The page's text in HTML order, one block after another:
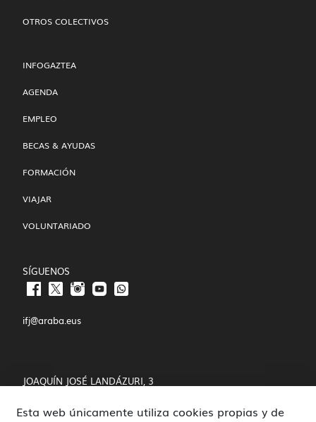
OTROS COLECTIVOS
INFOGAZTEA
AGENDA
EMPLEO
BECAS & AYUDAS
FORMACIÓN
VIAJAR
VOLUNTARIADO
SÍGUENOS
ifj@araba.eus
JOAQUÍN JOSÉ LANDÁZURI, 3
01008 VITORIA-GASTEIZ
Esta web únicamente utiliza cookies propias y de